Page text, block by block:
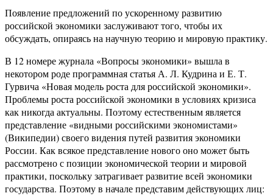
Появление предложений по ускоренному развитию
российской экономики заслуживают того, чтобы их
обсуждать, опираясь на научную теорию и мировую практику.
В 12 номере журнала «Вопросы экономики» вышла в
некотором роде программная статья А. Л. Кудрина и Е. Т.
Гурвича «Новая модель роста для российской экономики».
Проблемы роста российской экономики в условиях кризиса
как никогда актуальны. Поэтому естественным является
представление «видными российскими экономистами»
(Википедии) своего видения путей развития экономики
России. Как всякое представление нового оно может быть
рассмотрено с позиции экономической теории и мировой
практики, поскольку затрагивает развитие всей экономики
государства. Поэтому в начале представим действующих лиц: